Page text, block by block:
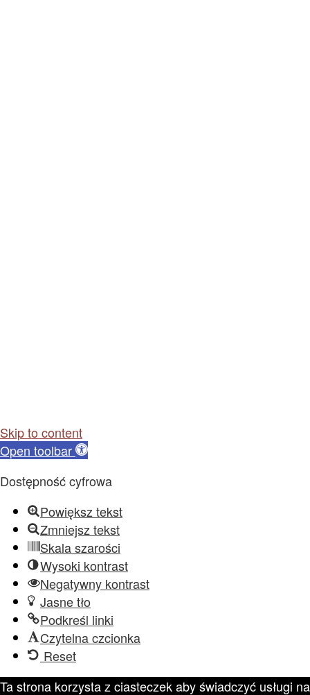
Skip to content
Open toolbar
Dostępność cyfrowa
Powiększ tekst
Zmniejsz tekst
Skala szarości
Wysoki kontrast
Negatywny kontrast
Jasne tło
Podkreśl linki
Czytelna czcionka
Reset
Ta strona korzysta z ciasteczek aby świadczyć usługi na